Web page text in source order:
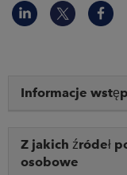
NEWSROOM
Informacje
Z jakich źródeł
osobowe